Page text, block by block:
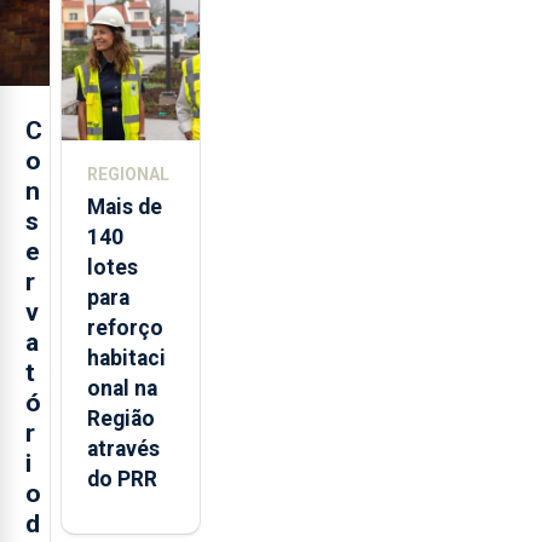
C
o
n
s
e
r
v
a
t
ó
r
i
o
d
Açores
REGIONAL
Mais de
140
lotes
para
reforço
habitaci
onal na
Região
através
do PRR